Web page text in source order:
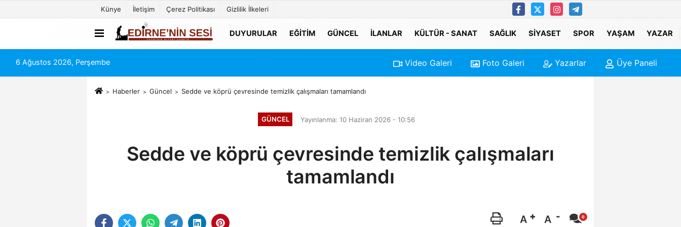
Künye İletişim Çerez Politikası Gizlilik İlkeleri
DUYURULAR EĞITIM GÜNCEL İLANLAR KÜLTÜR - SANAT SAĞLIK SIYASET SPOR YAŞAM YAZAR
6 Ağustos 2026, Perşembe Video Galeri Foto Galeri Yazarlar Üye Paneli
Haberler Güncel Sedde ve köprü çevresinde temizlik çalışmaları tamamlandı
GÜNCEL Yayınlanma: 10 Haziran 2026 - 10:56
Sedde ve köprü çevresinde temizlik çalışmaları
tamamlandı
A A